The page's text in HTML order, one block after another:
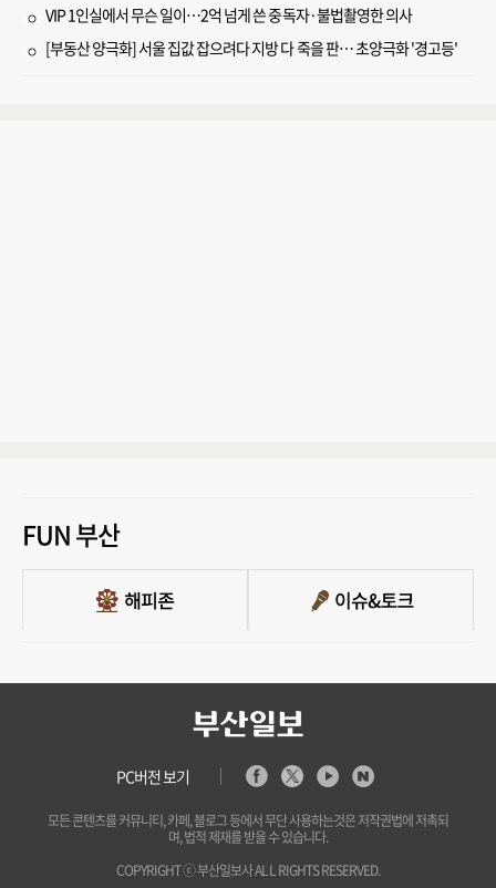
VIP 1인실에서 무슨 일이…2억 넘게 쓴 중독자·불법촬영한 의사
[부동산 양극화] 서울 집값 잡으려다 지방 다 죽을 판… 초양극화 '경고등'
FUN 부산
PC버전 보기
모든 콘텐츠를 커뮤니티, 카페, 블로그 등에서 무단 사용하는것은 저작권법에 저촉되
며, 법적 제재를 받을 수 있습니다.
COPYRIGHT ⓒ 부산일보사 ALL RIGHTS RESERVED.